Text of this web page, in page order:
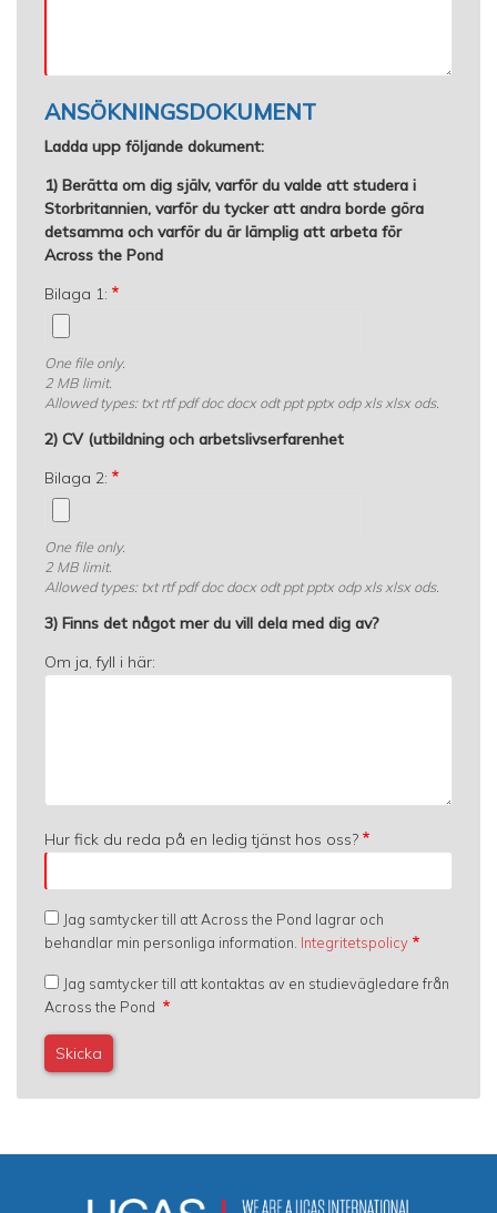
ANSÖKNINGSDOKUMENT
Ladda upp följande dokument:
1) Berätta om dig själv, varför du valde att studera i
Storbritannien, varför du tycker att andra borde göra
detsamma och varför du är lämplig att arbeta för
Across the Pond
Bilaga 1:
One file only.
2 MB limit.
Allowed types: txt rtf pdf doc docx odt ppt pptx odp xls xlsx ods.
2) CV (utbildning och arbetslivserfarenhet
Bilaga 2:
One file only.
2 MB limit.
Allowed types: txt rtf pdf doc docx odt ppt pptx odp xls xlsx ods.
3) Finns det något mer du vill dela med dig av?
Om ja, fyll i här:
Hur fick du reda på en ledig tjänst hos oss?
Jag samtycker till att Across the Pond lagrar och
behandlar min personliga information. Integritetspolicy
Jag samtycker till att kontaktas av en studievägledare från
Across the Pond